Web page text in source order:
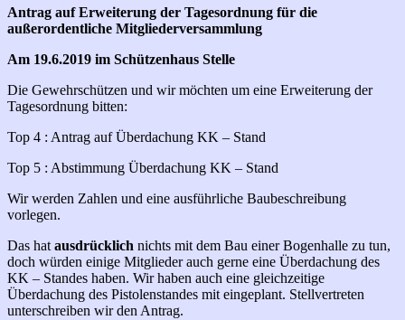
Antrag auf Erweiterung der Tagesordnung für die
außerordentliche Mitgliederversammlung
Am 19.6.2019 im Schützenhaus Stelle
Die Gewehrschützen und wir möchten um eine Erweiterung der
Tagesordnung bitten:
Top 4 : Antrag auf Überdachung KK – Stand
Top 5 : Abstimmung Überdachung KK – Stand
Wir werden Zahlen und eine ausführliche Baubeschreibung
vorlegen.
Das hat ausdrücklich nichts mit dem Bau einer Bogenhalle zu tun,
doch würden einige Mitglieder auch gerne eine Überdachung des
KK – Standes haben. Wir haben auch eine gleichzeitige
Überdachung des Pistolenstandes mit eingeplant. Stellvertreten
unterschreiben wir den Antrag.